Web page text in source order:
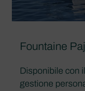
Fountaine
Disponibile con
gestione